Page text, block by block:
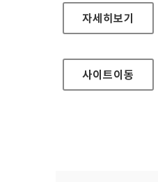
이음예술창작아
자세히보기
사이트이동